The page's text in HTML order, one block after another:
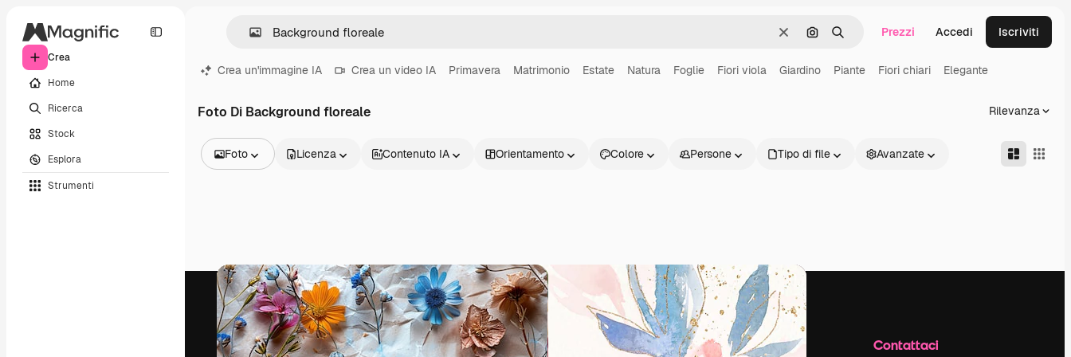
Crea
Home
Ricerca
Stock
Esplora
Strumenti
CancellaCerca per immagine
Ricerca Prezzi Accedi Iscriviti
Crea un'immagine IA Crea un video IA Primavera Matrimonio Estate Natura Foglie Fiori viola Giardino Piante Fiori chiari Elegante
Foto Di Background floreale Rilevanza
Foto
Video
Clip video
Motion graphic
Modelli di video
Icone
Modelli 3D
Font
Licenza Contenuto IA Orientamento Colore Persone Tipo di file Avanzate
Prodotti Inizia Azienda Contattaci